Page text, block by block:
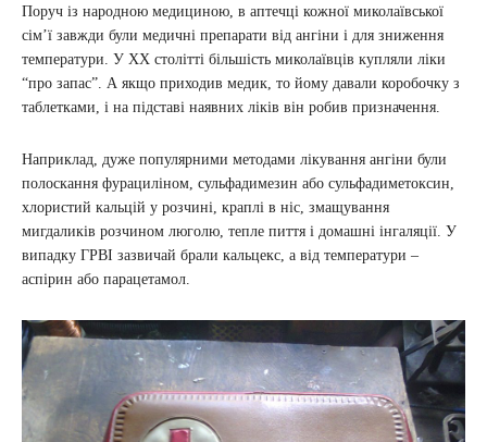
Поруч із народною медициною, в аптечці кожної миколаївської
сім’ї завжди були медичні препарати від ангіни і для зниження
температури. У ХХ столітті більшість миколаївців купляли ліки
“про запас”. А якщо приходив медик, то йому давали коробочку з
таблетками, і на підставі наявних ліків він робив призначення.
Наприклад, дуже популярними методами лікування ангіни були
полоскання фурациліном, сульфадимезин або сульфадиметоксин,
хлористий кальцій у розчині, краплі в ніс, змащування
мигдаликів розчином люголю, тепле пиття і домашні інгаляції. У
випадку ГРВІ зазвичай брали кальцекс, а від температури –
аспірин або парацетамол.